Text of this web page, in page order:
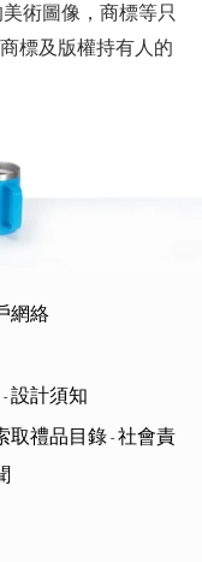
術圖像，商標等只
標及版權持有人的
網絡
- 設計須知
取禮品目錄 - 社會責